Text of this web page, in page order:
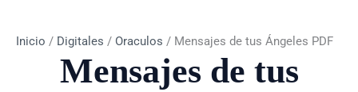
Inicio / Digitales / Oraculos / Mensajes de tus Ángeles PDF
Mensajes de tus